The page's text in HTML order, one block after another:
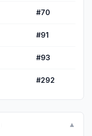
#70
#91
#93
#292
▼